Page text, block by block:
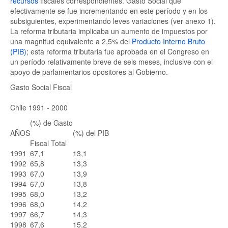
efectivamente se fue incrementando en este período y en los
subsiguientes, experimentando leves variaciones (ver anexo 1).
La reforma tributaria implicaba un aumento de impuestos por
una magnitud equivalente a 2,5% del Producto Interno Bruto
(PIB); esta reforma tributaria fue aprobada en el Congreso en
un período relativamente breve de seis meses, inclusive con el
apoyo de parlamentarios opositores al Gobierno.
Gasto Social Fiscal
Chile 1991 - 2000
AÑOS
(%) de Gasto
Fiscal Total
(%) del PIB
1991 67,1
13,1
1992 65,8
13,3
1993 67,0
13,9
1994 67,0
13,8
1995 68,0
13,2
1996 68,0
14,2
1997 66,7
14,3
1998 67,6 15,2